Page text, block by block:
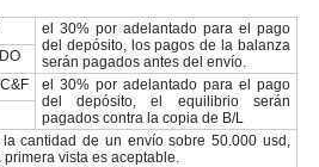
el 30% por adelantado para el pago
del depósito, los pagos de la balanza
serán pagados antes del envío.
el 30% por adelantado para el pago
del depósito, el equilibrio serán
pagados contra la copia de B/L
la cantidad de un envío sobre 50.000 usd,
primera vista es aceptable.